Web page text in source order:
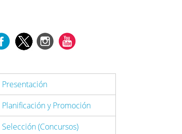
Presentación
Planificación y Promoción
Selección (Concursos)